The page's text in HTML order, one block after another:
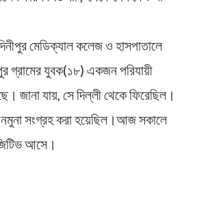
মেডিক্যাল কলেজ ও হাসপাতালে
গ্রামের যুবক(১৮) একজন পরিযায়ী
জানা যায়, সে দিল্লী থেকে ফিরেছিল।
নমুনা সংগ্রহ করা হয়েছিল।আজ সকালে
আসে।